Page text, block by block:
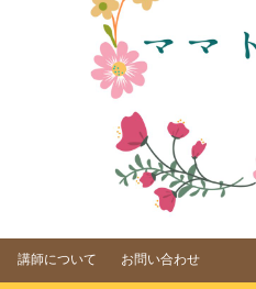
講師について お問い合わせ